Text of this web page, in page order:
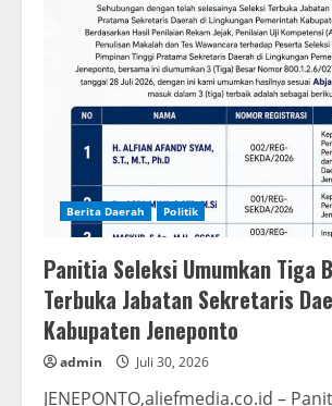
Berita Daerah Politik
Panitia Seleksi Umumkan Tiga
Terbuka Jabatan Sekretaris
Kabupaten Jeneponto
admin Juli 30, 2026
JENEPONTO,aliefmedia.co.id –